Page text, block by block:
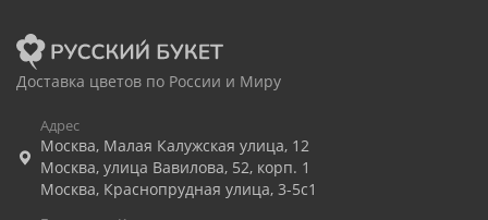
Доставка цветов по России и Миру
Адрес
Москва, Малая Калужская улица, 12
Москва, улица Вавилова, 52, корп. 1
Москва, Краснопрудная улица, 3-5с1